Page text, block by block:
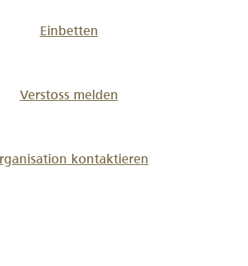
Einbetten
Verstoss melden
kontaktieren